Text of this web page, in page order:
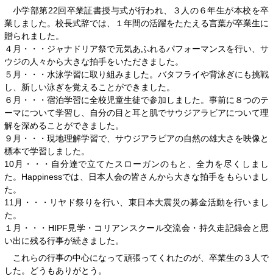
小学部第22回卒業証書授与式が行われ、３人の６年生が本校を卒
業しました。校長式辞では、１年間の活躍をたたえる言葉が卒業生に
贈られました。
４月・・・ジャナドリア祭で元気あふれるパフォーマンスを行い、サ
ウジの人々から大きな拍手をいただきました。
５月・・・水泳学習に取り組みました。バタフライや背泳ぎにも挑戦
し、新しい泳ぎを覚えることができました。
６月・・・宿泊学習に全校児童生徒で参加しました。事前に８つのテ
ーマについて学習し、自分の目と耳と肌でサウジアラビアについて理
解を深めることができました。
９月・・・現地理解学習で、サウジアラビアの自然の雄大さを映像と
標本で学習しました。
10月・・・自分達で立てたスローガンのもと、全力を尽くしまし
た。Happinessでは、日本人会の皆さんから大きな拍手をもらいまし
た。
11月・・・リヤド祭りを行い、東日本大震災の募金活動を行いまし
た。
１月・・・HIPF見学・コリアンスクール交流会・持久走記録会と思
い出に残る行事が続きました。
これらの行事の中心になって頑張ってくれたのが、卒業生の３人で
した。どうもありがとう。